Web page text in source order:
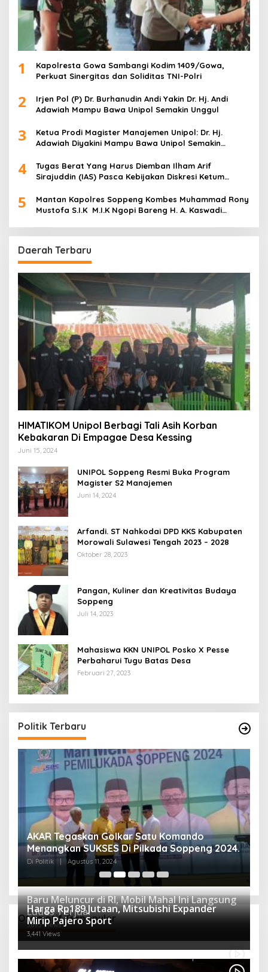
1
Kapolresta Gowa Sambangi Kodim 1409/Gowa,
Perkuat Sinergitas dan Soliditas TNI-Polri
2
Irjen Pol (P) Dr. Burhanudin Andi Yakin Dr. Hj. Andi
Adawiah Mampu Bawa Unipol Semakin Unggul
3
Ketua Prodi Magister Manajemen Unipol: Dr. Hj.
Adawiah Diyakini Mampu Bawa Unipol Semakin
4
Tugas Berat Yang Harus Diemban Ilham Arif
Sirajuddin (IAS) Pasca Kebijakan Diskresi Ketum
5
Mantan Kapolres Soppeng Kombes Muhammad Rony
Mustofa S.I.K M.I.K Ngopi Bareng H. A. Kaswadi
Daerah Terbaru
HIMATIKOM Unipol Berbagi Tali Asih Korban
Kebakaran Di Empagae Desa Kessing
Juni 15, 2024
UNIPOL Soppeng Resmi Buka Program
Magister S2 Manajemen
Juni 14, 2024
Arfandi. ST Nahkodai DPD KKS Kabupaten
Morowali Sulawesi Tengah 2023 – 2028
Oktober 28, 2023
Pangan, Kuliner dan Kreativitas Budaya
Soppeng
Juli 14, 2023
Mahasiswa KKN UNIPOL Posko X Pesse
Perbaharui Tugu Batas Desa
Februari 27, 2023
Politik Terbaru
AKAR Tegaskan Golkar Satu Komando
Menangkan SUKSES Di Pilkada Soppeng 2024.
Di Politik Agustus 11, 2024
Otomotif Terpopuler
Baru Meluncur di RI, Mobil Mahal Ini Langsung
Ludes Terjual
3,895 Views
Harga Rp189 Jutaan, Mitsubishi Expander
Mirip Pajero Sport
3,441 Views